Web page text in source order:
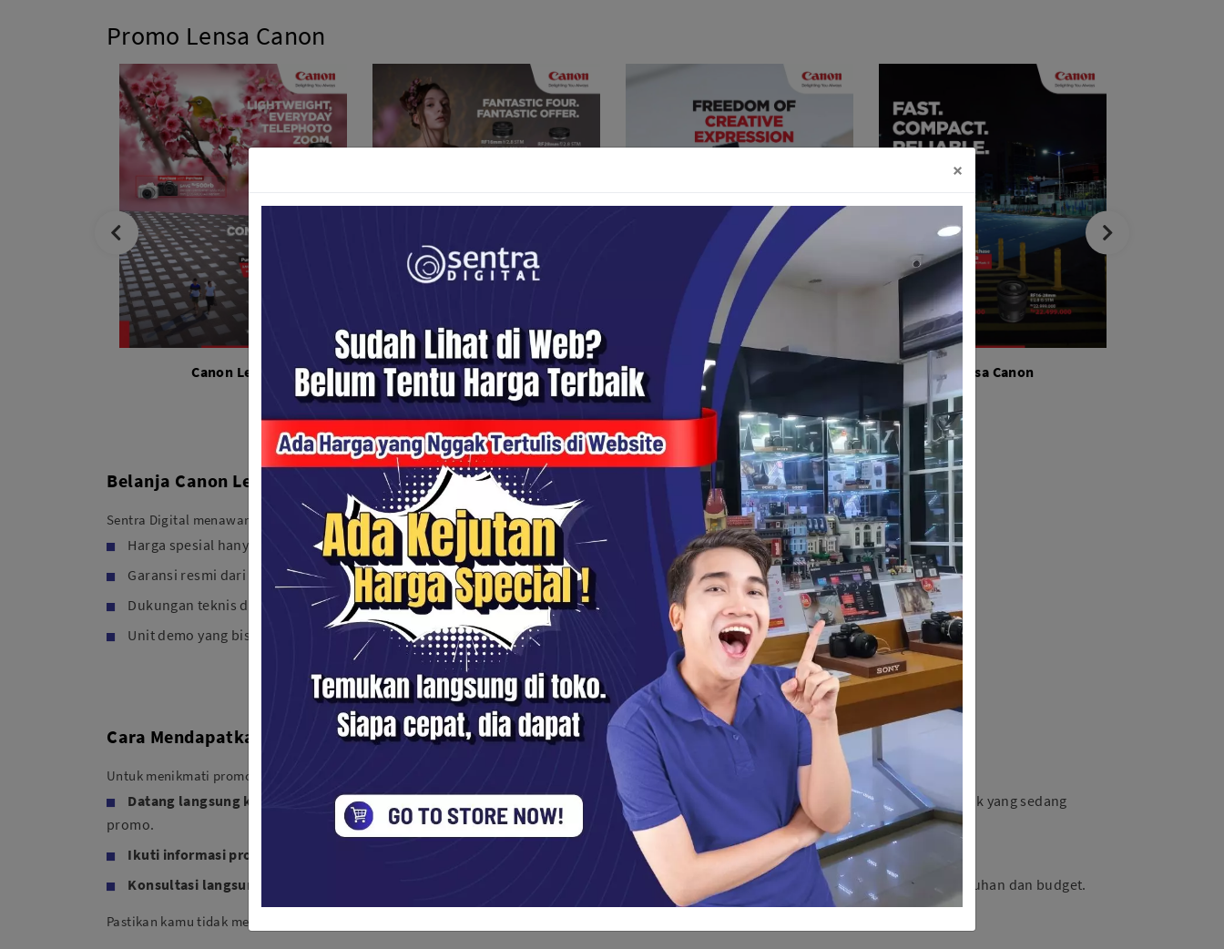
×
Promo Lensa Canon
Canon Lensa Supertelephoto Canon Tripod Lensa Canon
Belanja Canon Lebih Untung di Sentra Digital
Sentra Digital menawarkan:
Harga spesial hanya di bulan Desember
Garansi resmi dari Canon Indonesia
Dukungan teknis dari tim profesional
Unit demo yang bisa kamu coba langsung di toko
Cara Mendapatkan Promonya
Untuk menikmati promo Canon akhir tahun di Sentra Digital, kamu bisa:
Datang langsung ke toko Sentra DigitaldiSurabayadanYogjakarta. Tim di lokasi siap membantu dan memberikan informasi produk yang sedang
promo.
Ikuti informasi promo melalui
untuk update harga spesial, stok terbatas, dan produk unggulan.
Konsultasi langsung dengan tim kami di toko
agar kamu bisa mendapatkan rekomendasiproduk Canon yang sesuai dengan kebutuhan dan budget.
Pastikan kamu tidak melewatkan periode promo karena stok dan harga spesial hanya berlaku selama bulan Desember.